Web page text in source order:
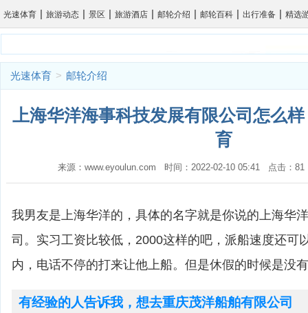
光速体育 | 旅游动态 | 景区 | 旅游酒店 | 邮轮介绍 | 邮轮百科 | 出行准备 | 精选
光速体育 > 邮轮介绍
上海华洋海事科技发展有限公司怎么
育
来源：www.eyoulun.com 时间：2022-02-10 05:41 点击：
我男友是上海华洋的，具体的名字就是你说的上海华
司。实习工资比较低，2000这样的吧，派船速度还可
内，电话不停的打来让他上船。但是休假的时候是没
有经验的人告诉我，想去重庆茂洋船舶有限公司